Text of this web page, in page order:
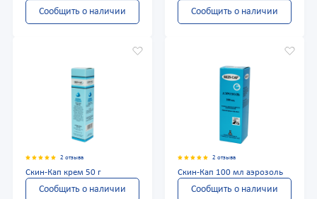
Сообщить о наличии Сообщить о наличии
2 отзыва
Скин-Кап крем 50 г
Сообщить о наличии
2 отзыва
Скин-Кап 100 мл аэрозоль
Сообщить о наличии